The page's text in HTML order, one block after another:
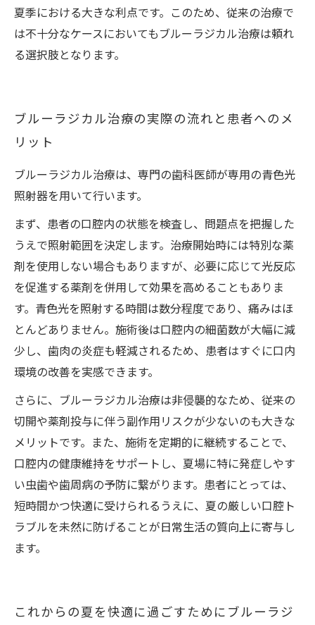
夏季における大きな利点です。このため、従来の治療で
は不十分なケースにおいてもブルーラジカル治療は頼れ
る選択肢となります。
ブルーラジカル治療の実際の流れと患者へのメ
リット
ブルーラジカル治療は、専門の歯科医師が専用の青色光
照射器を用いて行います。
まず、患者の口腔内の状態を検査し、問題点を把握した
うえで照射範囲を決定します。治療開始時には特別な薬
剤を使用しない場合もありますが、必要に応じて光反応
を促進する薬剤を併用して効果を高めることもありま
す。青色光を照射する時間は数分程度であり、痛みはほ
とんどありません。施術後は口腔内の細菌数が大幅に減
少し、歯肉の炎症も軽減されるため、患者はすぐに口内
環境の改善を実感できます。
さらに、ブルーラジカル治療は非侵襲的なため、従来の
切開や薬剤投与に伴う副作用リスクが少ないのも大きな
メリットです。また、施術を定期的に継続することで、
口腔内の健康維持をサポートし、夏場に特に発症しやす
い虫歯や歯周病の予防に繋がります。患者にとっては、
短時間かつ快適に受けられるうえに、夏の厳しい口腔ト
ラブルを未然に防げることが日常生活の質向上に寄与し
ます。
これからの夏を快適に過ごすためにブルーラジ